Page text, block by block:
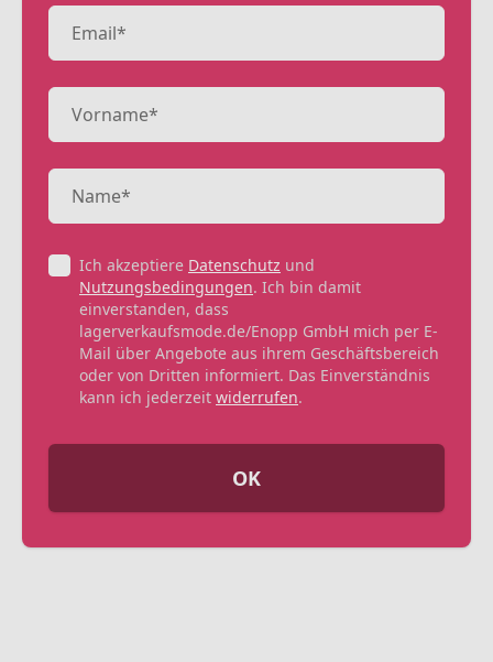
Ich akzeptiere Datenschutz und
Nutzungsbedingungen. Ich bin damit
einverstanden, dass
lagerverkaufsmode.de/Enopp GmbH mich per E-
Mail über Angebote aus ihrem Geschäftsbereich
oder von Dritten informiert. Das Einverständnis
kann ich jederzeit widerrufen.
OK